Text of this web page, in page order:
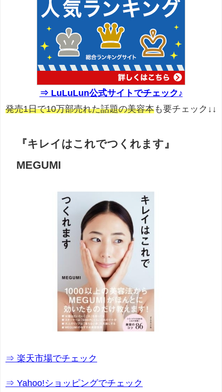
⇒ LuLuLun公式サイトでチェック♪
発売1日で10万部売れた話題の美容本も要チェック↓↓
『キレイはこれでつくれます』
MEGUMI
⇒ 楽天市場でチェック
⇒ Yahoo!ショッピングでチェック